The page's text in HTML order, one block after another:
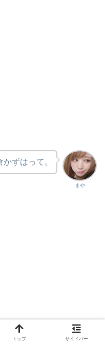
まや
ずはって。
トップ サイドバー